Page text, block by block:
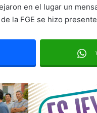
en el lugar un
la FGE se hizo